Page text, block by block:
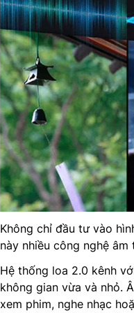
Không chỉ đầu tư vào
này nhiều công nghệ âm
Hệ thống loa 2.0 kênh
không gian vừa và nhỏ.
xem phim, nghe nhạc